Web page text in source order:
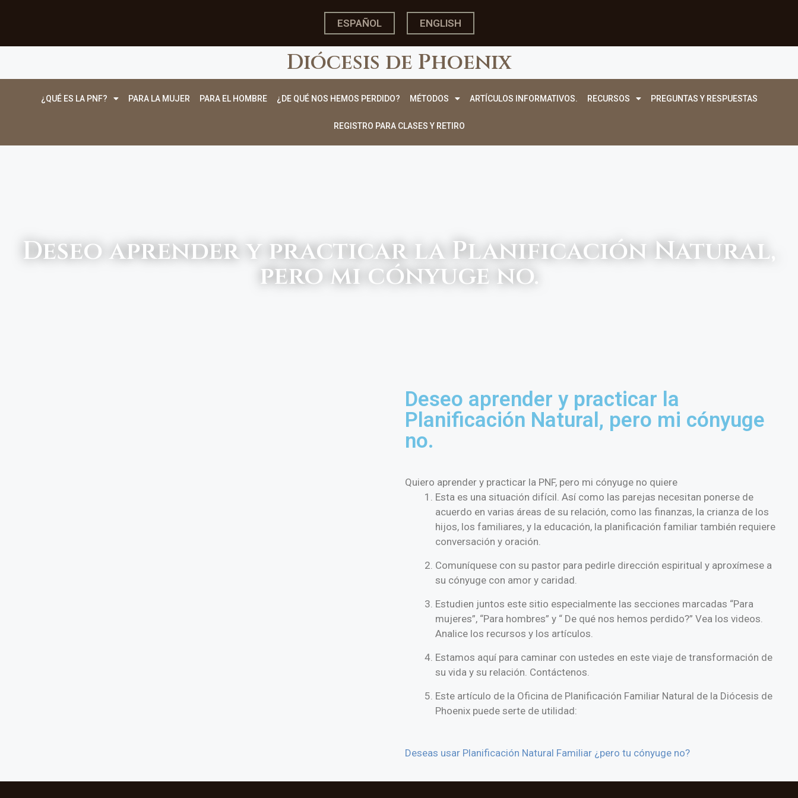
ESPAÑOL ENGLISH
Diócesis de Phoenix
¿QUÉ ES LA PNF? PARA LA MUJER PARA EL HOMBRE ¿DE QUÉ NOS HEMOS PERDIDO? MÉTODOS ARTÍCULOS INFORMATIVOS. RECURSOS PREGUNTAS Y RESPUESTAS
REGISTRO PARA CLASES Y RETIRO
Deseo aprender y practicar la Planificación Natural,
pero mi cónyuge no.
Deseo aprender y practicar la
Planificación Natural, pero mi cónyuge
no.
Quiero aprender y practicar la PNF, pero mi cónyuge no quiere
Esta es una situación difícil. Así como las parejas necesitan ponerse de
acuerdo en varias áreas de su relación, como las finanzas, la crianza de los
hijos, los familiares, y la educación, la planificación familiar también requiere
conversación y oración.
Comuníquese con su pastor para pedirle dirección espiritual y aproxímese a
su cónyuge con amor y caridad.
Estudien juntos este sitio especialmente las secciones marcadas “Para
mujeres”, “Para hombres” y “ De qué nos hemos perdido?” Vea los videos.
Analice los recursos y los artículos.
Estamos aquí para caminar con ustedes en este viaje de transformación de
su vida y su relación. Contáctenos.
Este artículo de la Oficina de Planificación Familiar Natural de la Diócesis de
Phoenix puede serte de utilidad:
Deseas usar Planificación Natural Familiar ¿pero tu cónyuge no?